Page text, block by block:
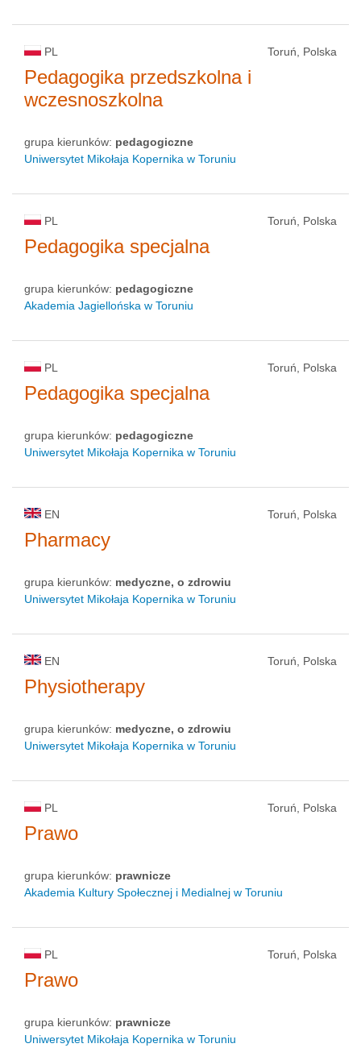
PL Toruń, Polska
Pedagogika przedszkolna i
wczesnoszkolna
grupa kierunków: pedagogiczne
Uniwersytet Mikołaja Kopernika w Toruniu
PL Toruń, Polska
Pedagogika specjalna
grupa kierunków: pedagogiczne
Akademia Jagiellońska w Toruniu
PL Toruń, Polska
Pedagogika specjalna
grupa kierunków: pedagogiczne
Uniwersytet Mikołaja Kopernika w Toruniu
EN Toruń, Polska
Pharmacy
grupa kierunków: medyczne, o zdrowiu
Uniwersytet Mikołaja Kopernika w Toruniu
EN Toruń, Polska
Physiotherapy
grupa kierunków: medyczne, o zdrowiu
Uniwersytet Mikołaja Kopernika w Toruniu
PL Toruń, Polska
Prawo
grupa kierunków: prawnicze
Akademia Kultury Społecznej i Medialnej w Toruniu
PL Toruń, Polska
Prawo
grupa kierunków: prawnicze
Uniwersytet Mikołaja Kopernika w Toruniu